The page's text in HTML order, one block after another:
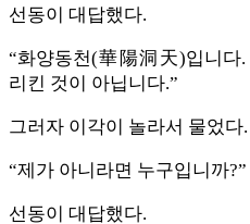
선동이 대답했다.
“화양동천(華陽洞天)입니다
리킨 것이 아닙니다.”
그러자 이각이 놀라서 물었다.
“제가 아니라면 누구입니까?”
선동이 대답했다.